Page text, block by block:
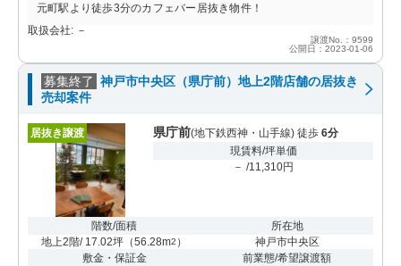
元町駅より徒歩3分のカフェバー居抜き物件！
取扱会社: －
譲渡No.：9599
公開日：2023-01-06
募集終了 神戸市中央区（県庁前）地上2階店舗の居抜き
売却案件
居抜き譲渡 県庁前(地下鉄西神・山手線) 徒歩 6分
現賃料/坪単価
－ /11,310円
階数/面積
地上2階/ 17.02坪 （56.28m2 ）
所在地
神戸市中央区
敷金・保証金
前業態/希望譲渡額